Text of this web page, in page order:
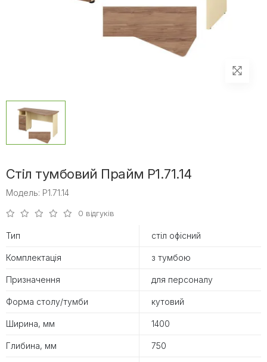
Стіл тумбовий Прайм P1.71.14
Модель: P1.71.14
0 відгуків
Тип стіл офісний
Комплектація з тумбою
Призначення для персоналу
Форма столу/тумби кутовий
Ширина, мм 1400
Глибина, мм 750